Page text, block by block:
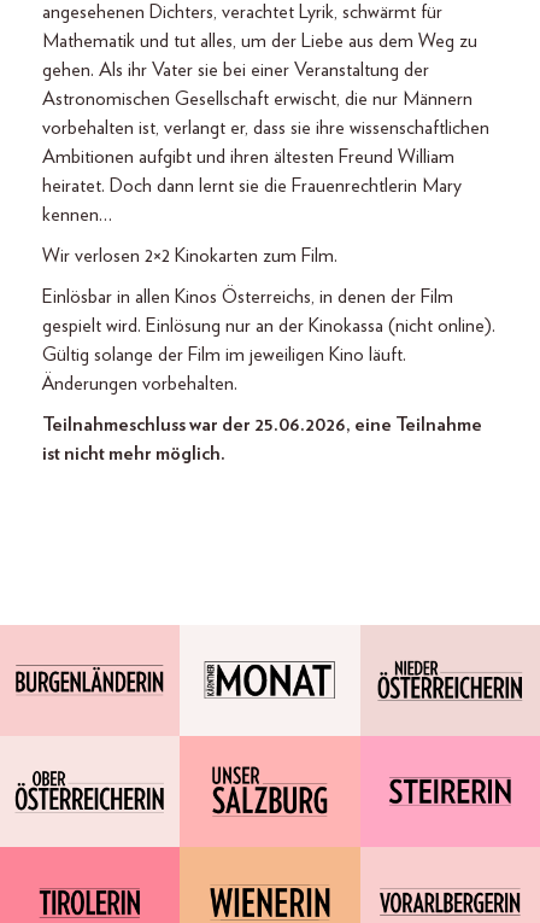
angesehenen Dichters, verachtet Lyrik, schwärmt für
Mathematik und tut alles, um der Liebe aus dem Weg zu
gehen. Als ihr Vater sie bei einer Veranstaltung der
Astronomischen Gesellschaft erwischt, die nur Männern
vorbehalten ist, verlangt er, dass sie ihre wissenschaftlichen
Ambitionen aufgibt und ihren ältesten Freund William
heiratet. Doch dann lernt sie die Frauenrechtlerin Mary
kennen…
Wir verlosen 2×2 Kinokarten zum Film.
Einlösbar in allen Kinos Österreichs, in denen der Film
gespielt wird. Einlösung nur an der Kinokassa (nicht online).
Gültig solange der Film im jeweiligen Kino läuft.
Änderungen vorbehalten.
Teilnahmeschluss war der 25.06.2026, eine Teilnahme
ist nicht mehr möglich.